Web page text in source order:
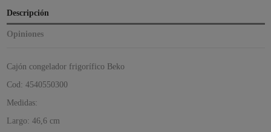
Descripción
Opiniones
Cajón congelador frigorífico Beko
Cod: 4540550300
Medidas:
Largo: 46,6 cm